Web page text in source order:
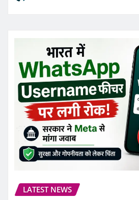
LATEST NEWS